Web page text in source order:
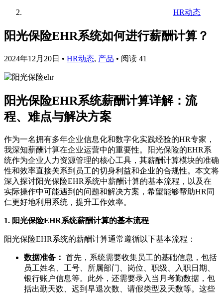
HR动态
阳光保险EHR系统如何进行薪酬计算？
2024年12月20日 • HR动态, 产品 • 阅读 41
阳光保险EHR系统薪酬计算详解：流
程、难点与解决方案
作为一名拥有多年企业信息化和数字化实践经验的HR专家，
我深知薪酬计算在企业运营中的重要性。阳光保险的EHR系
统作为企业人力资源管理的核心工具，其薪酬计算模块的准确
性和效率直接关系到员工的切身利益和企业的合规性。本文将
深入探讨阳光保险EHR系统中薪酬计算的基本流程，以及在
实际操作中可能遇到的问题和解决方案，希望能够帮助HR同
仁更好地利用系统，提升工作效率。
1. 阳光保险EHR系统薪酬计算的基本流程
阳光保险EHR系统的薪酬计算通常遵循以下基本流程：
数据准备： 首先，系统需要收集员工的基础信息，包括
员工姓名、工号、所属部门、岗位、职级、入职日期、
银行账户信息等。此外，还需要录入当月考勤数据，包
括出勤天数、迟到早退次数、请假类型及天数等。这些